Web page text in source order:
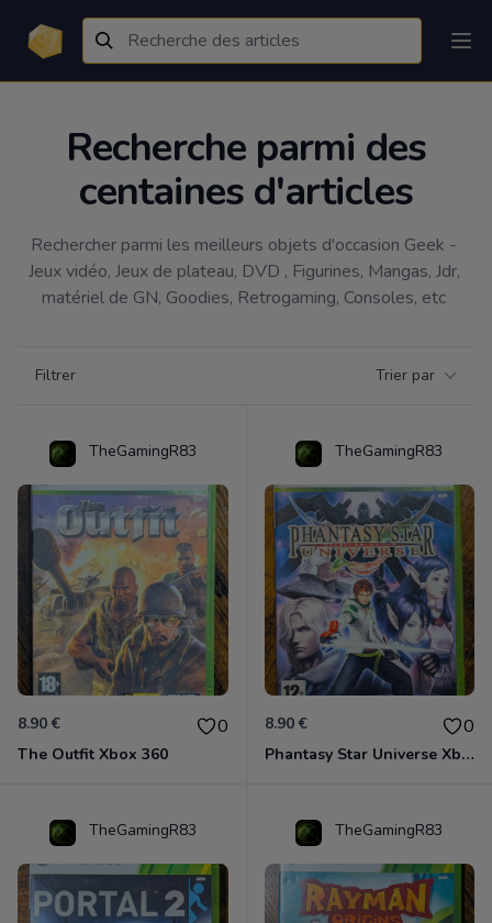
Recherche parmi des
centaines d'articles
Rechercher parmi les meilleurs objets d'occasion Geek -
Jeux vidéo, Jeux de plateau, DVD , Figurines, Mangas, Jdr,
matériel de GN, Goodies, Retrogaming, Consoles, etc
Filtrer Trier par
TheGamingR83
8.90 € 0
The Outfit Xbox 360
TheGamingR83
8.90 € 0
Phantasy Star Universe Xbox 360
TheGamingR83 TheGamingR83